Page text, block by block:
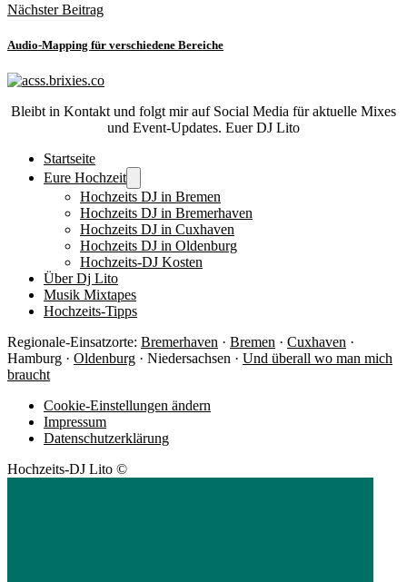
Nächster Beitrag
Audio-Mapping für verschiedene Bereiche
Bleibt in Kontakt und folgt mir auf Social Media für aktuelle Mixes
und Event-Updates. Euer DJ Lito
Startseite
Eure Hochzeit
Hochzeits DJ in Bremen
Hochzeits DJ in Bremerhaven
Hochzeits DJ in Cuxhaven
Hochzeits DJ in Oldenburg
Hochzeits-DJ Kosten
Über Dj Lito
Musik Mixtapes
Hochzeits-Tipps
Regionale-Einsatzorte: Bremerhaven · Bremen · Cuxhaven ·
Hamburg · Oldenburg · Niedersachsen · Und überall wo man mich
braucht
Cookie-Einstellungen ändern
Impressum
Datenschutzerklärung
Hochzeits-DJ Lito ©